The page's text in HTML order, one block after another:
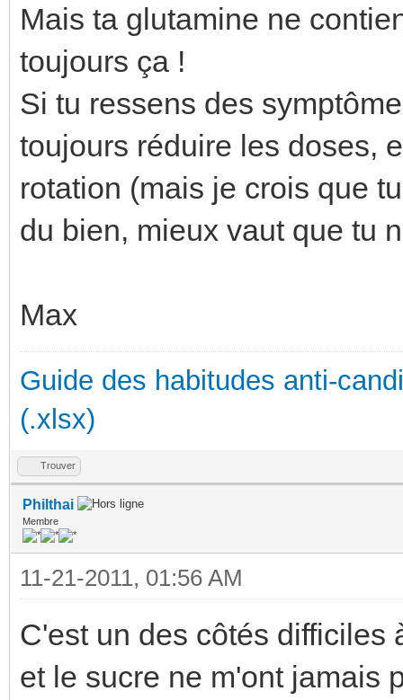
Mais ta glutamine ne
toujours ça !
Si tu ressens des
toujours réduire les doses,
rotation (mais je crois que
du bien, mieux vaut que tu
Max
Guide des habitudes anti-
(.xlsx)
Trouver
Philthai
Membre
11-21-2011, 01:56 AM
C'est un des côtés difficiles
et le sucre ne m'ont jamais